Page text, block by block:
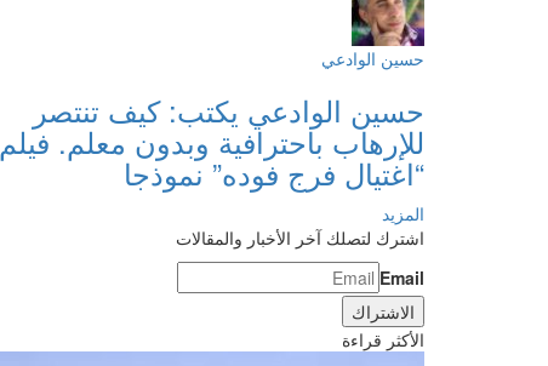
حسين الوادعي
حسين الوادعي يكتب: كيف تنتصر
للإرهاب باحترافية وبدون معلم. فيلم
“اغتيال فرج فوده” نموذجا
المزيد
اشترك لتصلك آخر الأخبار والمقالات
Email
الأكثر قراءة